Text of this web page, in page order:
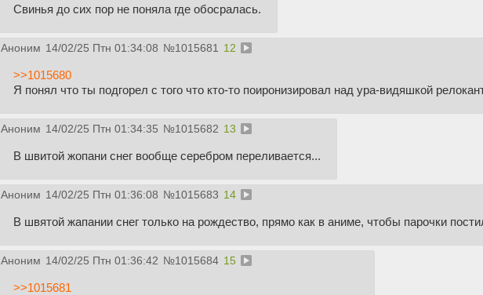
Свинья до сих пор не поняла где обосралась.
Аноним 14/02/25 Птн 01:34:08 №1015681 12
>>1015680
Я понял что ты подгорел с того что кто-то поиронизировал над ура-видяшкой
Аноним 14/02/25 Птн 01:34:35 №1015682 13
В швитой жопани снег вообще серебром переливается...
Аноним 14/02/25 Птн 01:36:08 №1015683 14
В швятой жапании снег только на рождество, прямо как в аниме, чтобы парочки
Аноним 14/02/25 Птн 01:36:42 №1015684 15
>>1015681